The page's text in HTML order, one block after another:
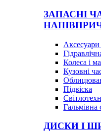
ЗАПАСНІ
Аксесуари
Колеса і
Кузовні
Підвіска
Гальмівна
ДИСКИ І